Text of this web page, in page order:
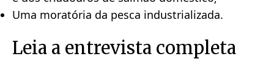
Uma moratória da pesca industrializada.
Leia a entrevista completa